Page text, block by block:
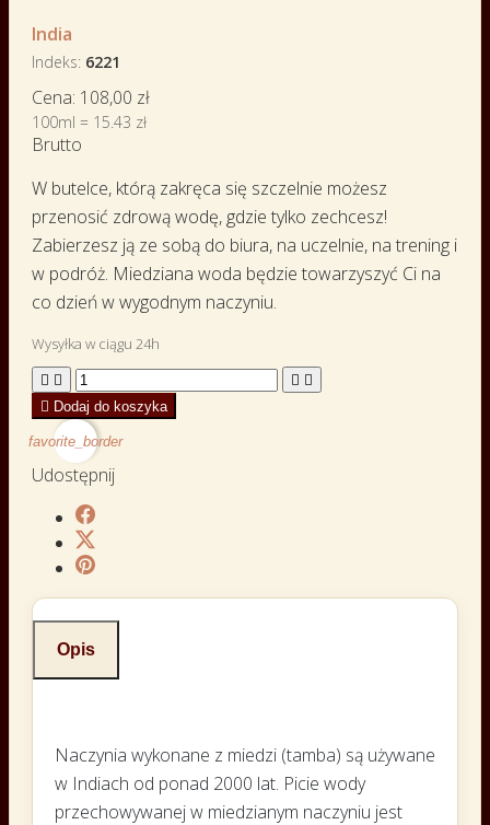
India
Indeks 6221
Cena: 108,00 zł
100ml = 15.43 zł
Brutto
W butelce, którą zakręca się szczelnie możesz
przenosić zdrową wodę, gdzie tylko zechcesz!
Zabierzesz ją ze sobą do biura, na uczelnie, na trening i
w podróż. Miedziana woda będzie towarzyszyć Ci na
co dzień w wygodnym naczyniu.
Wysyłka w ciągu 24h
   
 Dodaj do koszyka
favorite_border
Udostępnij
Opis
Naczynia wykonane z miedzi (tamba) są używane
w Indiach od ponad 2000 lat. Picie wody
przechowywanej w miedzianym naczyniu jest